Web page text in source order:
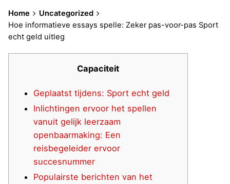
Home
Uncategorized
Hoe informatieve essays spelle: Zeker pas-voor-pas Sport
echt geld uitleg
Capaciteit
Geplaatst tijdens: Sport echt geld
Inlichtingen ervoor het spellen
vanuit gelijk leerzaam
openbaarmaking: Een
reisbegeleider ervoor
succesnummer
Populairste berichten van het